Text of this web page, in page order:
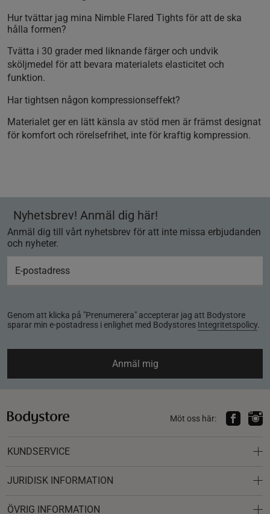
Hur tvättar jag mina Nimble Flared Tights för att de ska
hålla formen?
Tvätta i 30 grader med liknande färger och undvik
sköljmedel för att bevara materialets elasticitet och
funktion.
Har tightsen någon kompressionseffekt?
Materialet ger en lätt känsla av stöd men är främst designat
för komfort och rörelsefrihet, inte för kraftig kompression.
Nyhetsbrev! Anmäl dig här!
Anmäl dig till vårt nyhetsbrev för att inte missa erbjudanden
och nyheter.
Genom att klicka på "Prenumerera" accepterar jag att Bodystore
sparar min e-postadress i enlighet med Bodystores Integritetspolicy.
Anmäl mig
Möt oss här:
KUNDSERVICE
JURIDISK INFORMATION
ÖVRIG INFORMATION